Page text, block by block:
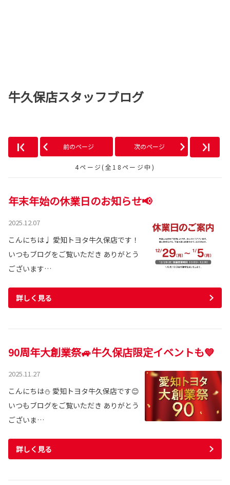
牛久保店スタッフブログ
前のページ 次のページ
4ページ(全18ページ中)
年末年始の休業日のお知らせ📢
2025.12.07
こんにちは♩ 愛知トヨタ牛久保店です！
いつもブログをご覧いただき ありがとう
ございます…
詳しく見る
90周年大創業祭🚙牛久保店限定イベントも💙
2025.11.27
こんにちは⛄ 愛知トヨタ牛久保店です😊
いつもブログをご覧いただき ありがとう
ございま…
詳しく見る